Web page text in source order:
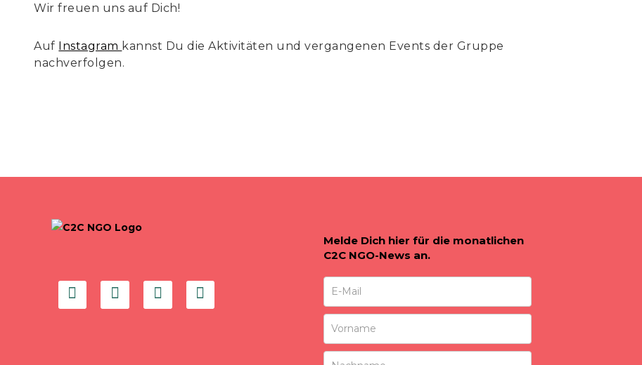
Wir freuen uns auf Dich!
Auf Instagram kannst Du die Aktivitäten und vergangenen Events der Gruppe
nachverfolgen.
Melde Dich hier für die monatlichen
C2C NGO-News an.